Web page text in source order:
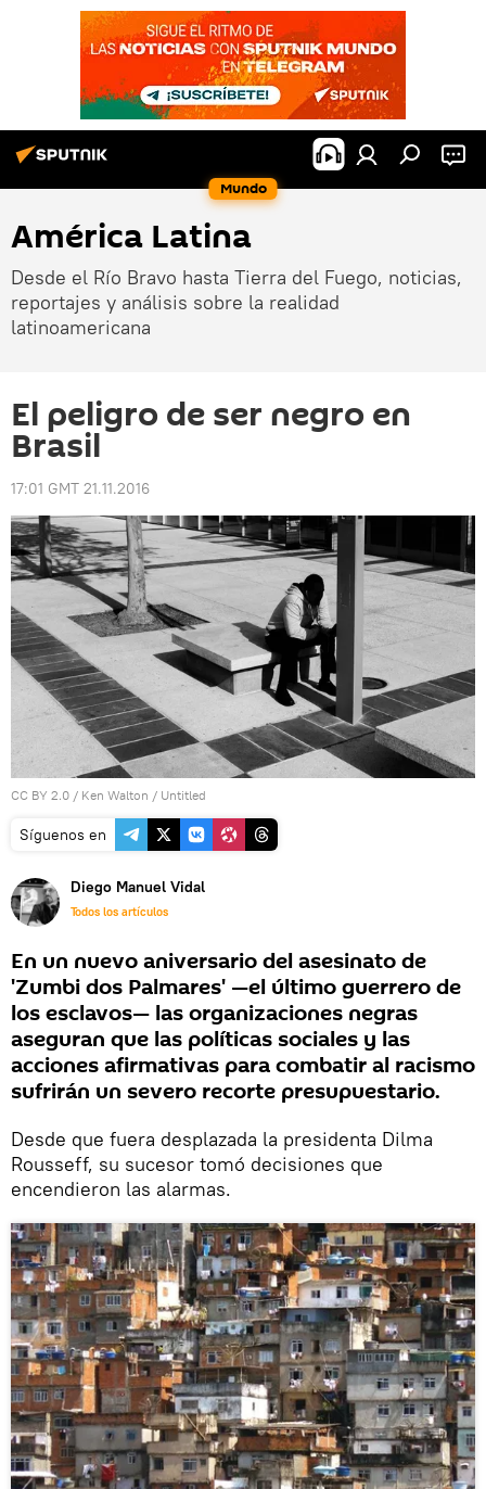
Mundo
América Latina
Desde el Río Bravo hasta Tierra del Fuego, noticias,
reportajes y análisis sobre la realidad
latinoamericana
El peligro de ser negro en
Brasil
17:01 GMT 21.11.2016
CC BY 2.0 / Ken Walton / Untitled
Síguenos en
Diego Manuel Vidal
Todos los artículos
En un nuevo aniversario del asesinato de
'Zumbi dos Palmares' —el último guerrero de
los esclavos— las organizaciones negras
aseguran que las políticas sociales y las
acciones afirmativas para combatir al racismo
sufrirán un severo recorte presupuestario.
Desde que fuera desplazada la presidenta Dilma
Rousseff, su sucesor tomó decisiones que
encendieron las alarmas.